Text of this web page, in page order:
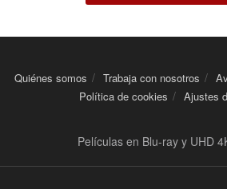
Quiénes somos Trabaja con nosotros
Política de cookies
Ajustes
Películas en Blu-ray y UHD